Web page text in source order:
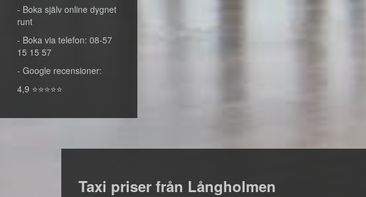
- Boka själv online dygnet
runt
- Boka via telefon: 08-57
15 15 57
- Google recensioner:
4,9 ⭐⭐⭐⭐⭐
Taxi priser från Långholmen